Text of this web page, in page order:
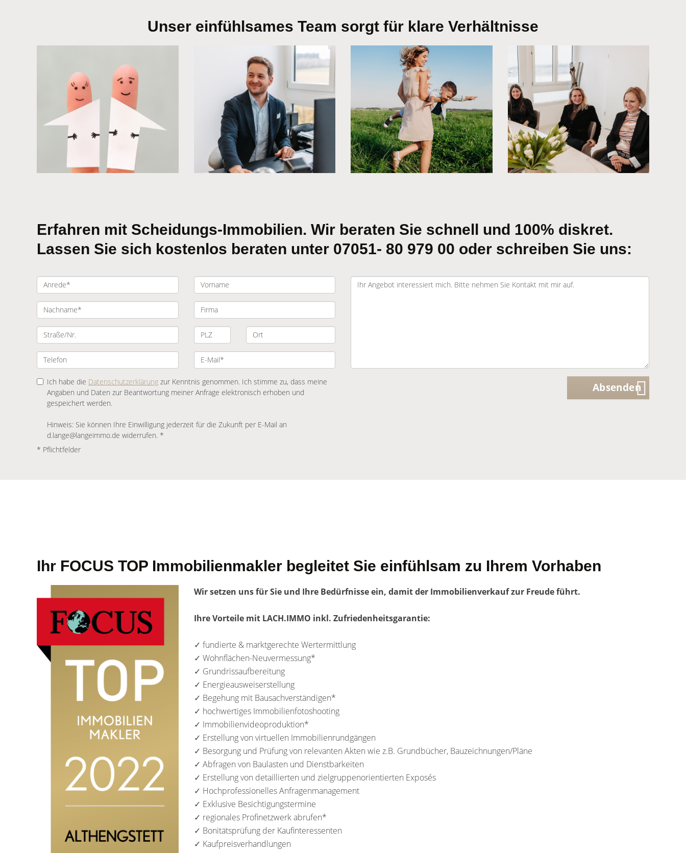
Unser einfühlsames Team sorgt für klare Verhältnisse
Erfahren mit Scheidungs-Immobilien. Wir beraten Sie schnell und 100% diskret.
Lassen Sie sich kostenlos beraten unter 07051- 80 979 00 oder schreiben Sie uns:
Ich habe die Datenschutzerklärung zur Kenntnis genommen. Ich stimme zu, dass meine
Angaben und Daten zur Beantwortung meiner Anfrage elektronisch erhoben und
gespeichert werden.
Hinweis: Sie können Ihre Einwilligung jederzeit für die Zukunft per E-Mail an
d.lange@langeimmo.de widerrufen. *
* Pflichtfelder
Absenden
Ihr FOCUS TOP Immobilienmakler begleitet Sie einfühlsam zu Ihrem Vorhaben
Wir setzen uns für Sie und Ihre Bedürfnisse ein, damit der Immobilienverkauf zur Freude führt.
Ihre Vorteile mit LACH.IMMO inkl. Zufriedenheitsgarantie:
✓ fundierte & marktgerechte Wertermittlung
✓ Wohnflächen-Neuvermessung*
✓ Grundrissaufbereitung
✓ Energieausweiserstellung
✓ Begehung mit Bausachverständigen*
✓ hochwertiges Immobilienfotoshooting
✓ Immobilienvideoproduktion*
✓ Erstellung von virtuellen Immobilienrundgängen
✓ Besorgung und Prüfung von relevanten Akten wie z.B. Grundbücher, Bauzeichnungen/Pläne
✓ Abfragen von Baulasten und Dienstbarkeiten
✓ Erstellung von detaillierten und zielgruppenorientierten Exposés
✓ Hochprofessionelles Anfragenmanagement
✓ Exklusive Besichtigungstermine
✓ regionales Profinetzwerk abrufen*
✓ Bonitätsprüfung der Kaufinteressenten
✓ Kaufpreisverhandlungen